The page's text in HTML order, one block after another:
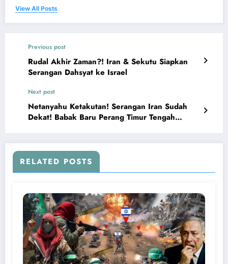
View All Posts
Previous post
Rudal Akhir Zaman?! Iran & Sekutu Siapkan
Serangan Dahsyat ke Israel
Next post
Netanyahu Ketakutan! Serangan Iran Sudah
Dekat! Babak Baru Perang Timur Tengah
RELATED POSTS